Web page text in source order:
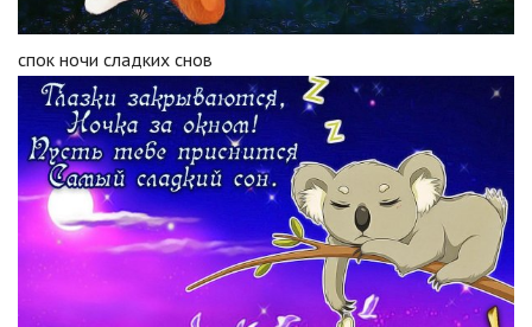
спок ночи сладких снов